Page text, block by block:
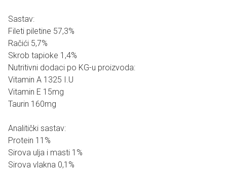
Sastav:
Fileti piletine 57,3%
Račići 5,7%
Skrob tapioke 1,4%
Nutritivni dodaci po KG-u proizvoda:
Vitamin A 1325 I.U
Vitamin E 15mg
Taurin 160mg
Analitički sastav:
Protein 11%
Sirova ulja i masti 1%
Sirova vlakna 0,1%